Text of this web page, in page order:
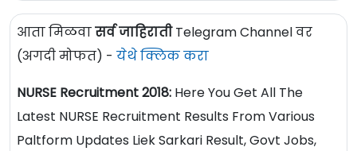
आता मिळवासर्व जाहिरातीTelegram Channel वर
(अगदी मोफत) - येथे क्लिक करा
NURSE Recruitment 2018: Here You Get All The
Latest NURSE Recruitment Results From Various
Paltform Updates Liek Sarkari Result, Govt Jobs,